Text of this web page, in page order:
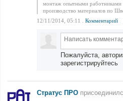
монтаж опытными работниками
производство материалов по
12/11/2014, 05:11
Комментарий
Пожалуйста,
зарегистрируйтесь
Стратус ПРО